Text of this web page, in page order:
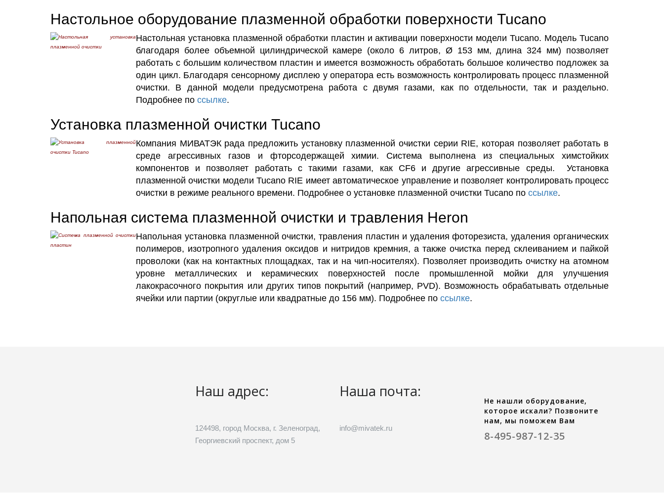
Настольное оборудование плазменной обработки поверхности Tucano
Настольная установка плазменной обработки пластин и активации поверхности модели Tucano. Модель Tucano
благодаря более объемной цилиндрической камере (около 6 литров, Ø 153 мм, длина 324 мм) позволяет
работать с большим количеством пластин и имеется возможность обработать большое количество подложек за
один цикл. Благодаря сенсорному дисплею у оператора есть возможность контролировать процесс плазменной
очистки. В данной модели предусмотрена работа с двумя газами, как по отдельности, так и раздельно.
Подробнее по ссылке.
Установка плазменной очистки Tucano
Компания МИВАТЭК рада предложить установку плазменной очистки серии RIE, которая позволяет работать в
среде агрессивных газов и фторсодержащей химии. Система выполнена из специальных химстойких
компонентов и позволяет работать с такими газами, как CF6 и другие агрессивные среды. Установка
плазменной очистки модели Tucano RIE имеет автоматическое управление и позволяет контролировать процесс
очистки в режиме реального времени. Подробнее о установке плазменной очистки Tucano по ссылке.
Напольная система плазменной очистки и травления Heron
Напольная установка плазменной очистки, травления пластин и удаления фоторезиста, удаления органических
полимеров, изотропного удаления оксидов и нитридов кремния, а также очистка перед склеиванием и пайкой
проволоки (как на контактных площадках, так и на чип-носителях). Позволяет производить очистку на атомном
уровне металлических и керамических поверхностей после промышленной мойки для улучшения
лакокрасочного покрытия или других типов покрытий (например, PVD). Возможность обрабатывать отдельные
ячейки или партии (округлые или квадратные до 156 мм). Подробнее по ссылке.
Наш адрес:
124498, город Москва, г. Зеленоград,
Георгиевский проспект, дом 5
Наша почта:
info@mivatek.ru
Не нашли оборудование,
которое искали? Позвоните
нам, мы поможем Вам
8-495-987-12-35